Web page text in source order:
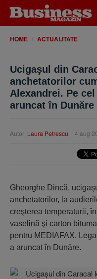
HOME ACTUALITATE
Ucigaşul din
anchetatorilor
Alexandrei. Pe
aruncat în Dunăre
Autor: Laura Petrescu 4 aug
Gheorghe Dincă,
anchetatorilor, la
creşterea temperaturii,
vaselină şi carton
pentru MEDIAFAX.
a aruncat în Dunăre.